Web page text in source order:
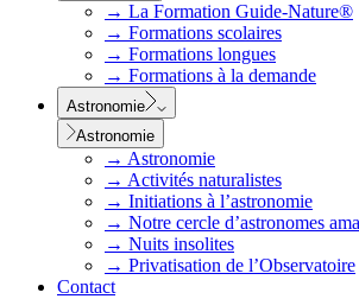
→ La Formation Guide-Nature®
→ Formations scolaires
→ Formations longues
→ Formations à la demande
Astronomie
Astronomie
→ Astronomie
→ Activités naturalistes
→ Initiations à l’astronomie
→ Notre cercle d’astronomes
→ Nuits insolites
→ Privatisation de l’Observatoire
Contact